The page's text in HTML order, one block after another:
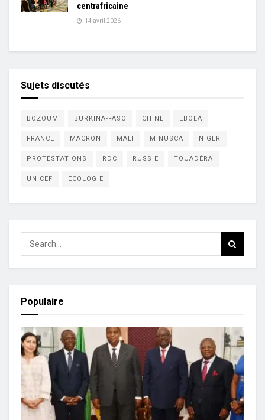
centrafricaine
14 avril 2026
Sujets discutés
BOZOUM BURKINA-FASO CHINE EBOLA
FRANCE MACRON MALI MINUSCA NIGER
PROTESTATIONS RDC RUSSIE TOUADÉRA
UNICEF ÉCOLOGIE
Populaire